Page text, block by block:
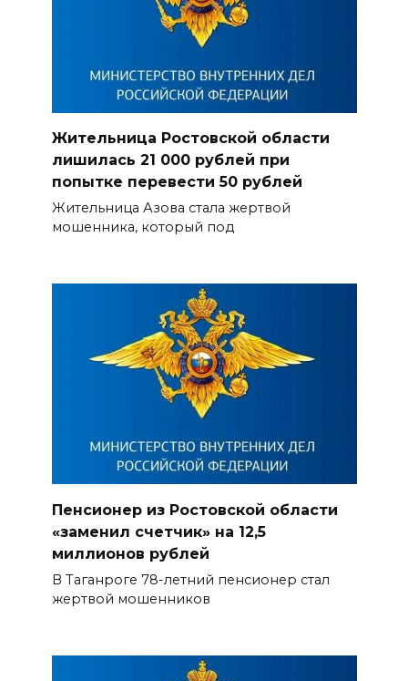
Жительница Ростовской области
лишилась 21 000 рублей при
попытке перевести 50 рублей
Жительница Азова стала жертвой
мошенника, который под
Пенсионер из Ростовской области
«заменил счетчик» на 12,5
миллионов рублей
В Таганроге 78-летний пенсионер стал
жертвой мошенников